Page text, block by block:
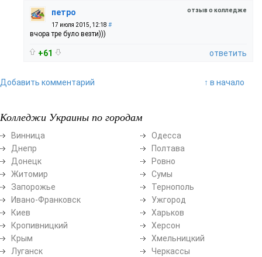
отзыв о колледже
петро
17 июля 2015, 12:18 #
вчора тре було везти)))
+61 ответить
Добавить комментарий ↑ в начало
Колледжи Украины по городам
Винница
Днепр
Донецк
Житомир
Запорожье
Ивано-Франковск
Киев
Кропивницкий
Крым
Луганск
Одесса
Полтава
Ровно
Сумы
Тернополь
Ужгород
Харьков
Херсон
Хмельницкий
Черкассы